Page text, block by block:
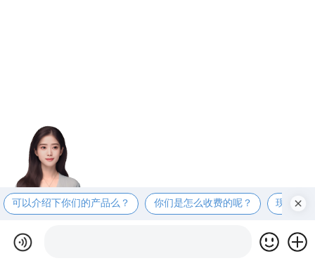
可以介绍下你们的产品么？ 你们是怎么收费的呢？ 现在有